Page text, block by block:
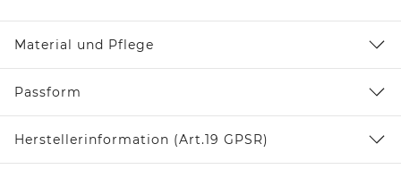
Material und Pflege
Passform
Herstellerinformation (Art.19 GPSR)